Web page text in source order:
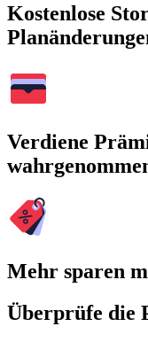
Kostenlose
Verdiene
Mehr sparen
Überprüfe die